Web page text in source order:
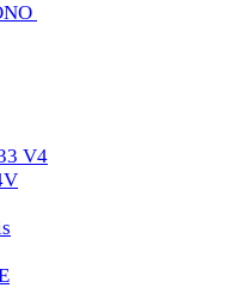
V4